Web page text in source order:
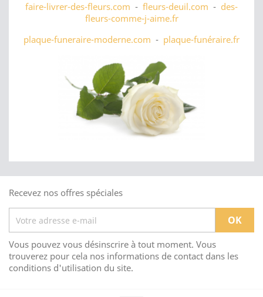
faire-livrer-des-fleurs.com - fleurs-deuil.com - des-
fleurs-comme-j-aime.fr
plaque-funeraire-moderne.com - plaque-funéraire.fr
Recevez nos offres spéciales
Vous pouvez vous désinscrire à tout moment. Vous
trouverez pour cela nos informations de contact dans les
conditions d'utilisation du site.